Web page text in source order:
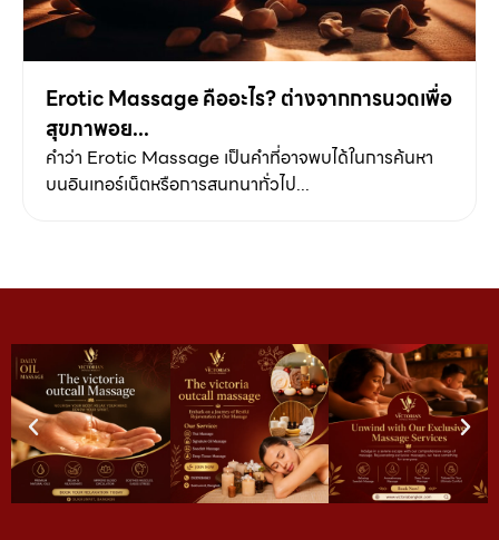
Erotic Massage คืออะไร? ต่างจากการนวดเพื่อ
สุขภาพอย...
คำว่า Erotic Massage เป็นคำที่อาจพบได้ในการค้นหา
บนอินเทอร์เน็ตหรือการสนทนาทั่วไป...